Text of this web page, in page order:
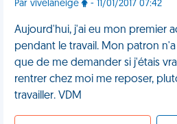
Par vivelaneige - 11/01/2017 07:42
Aujourd'hui, j'ai eu mon premier
pendant le travail. Mon patron
que de me demander si j'étais
rentrer chez moi me reposer,
travailler. VDM